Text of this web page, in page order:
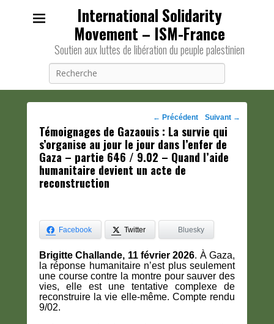
International Solidarity
Movement – ISM-France
Soutien aux luttes de libération du peuple palestinien
Navigation
des
posts
← Précédent Suivant →
Témoignages de Gazaouis : La survie qui
s’organise au jour le jour dans l’enfer de
Gaza – partie 646 / 9.02 – Quand l’aide
humanitaire devient un acte de
reconstruction
Facebook Twitter Bluesky
Brigitte Challande, 11 février 2026. À Gaza,
la réponse humanitaire n’est plus seulement
une course contre la montre pour sauver des
vies, elle est une tentative complexe de
reconstruire la vie elle-même. Compte rendu
9/02.